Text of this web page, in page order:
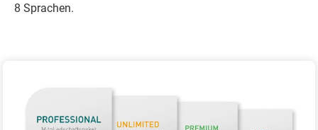
8 Sprachen.